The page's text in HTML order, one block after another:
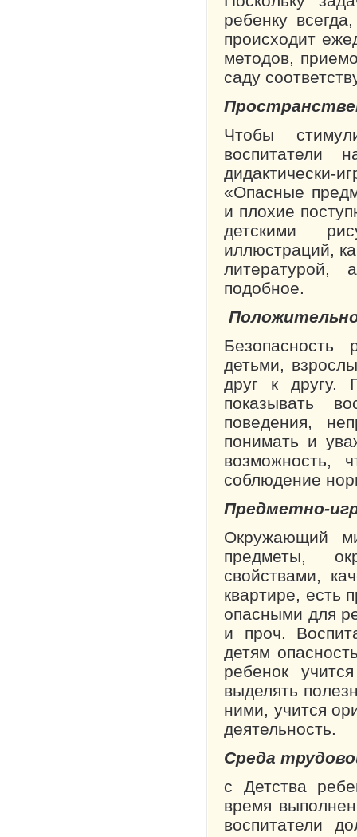
ребенку
происходит
методов,
саду
Чтобы
воспитатели
дидактически-
«Опасные
и плохие
детскими
иллюстраций,
литературой,
подобное.
Безопасность
детьми,
друг к другу.
показывать
поведения,
понимать и
возможность,
соблюдение
Предметно-
Окружающий
предметы,
свойствами,
квартире, есть
опасными для
и проч.
детям
ребенок
выделять
ними, учится
деятельность.
Среда
с Детства
время
воспитатели